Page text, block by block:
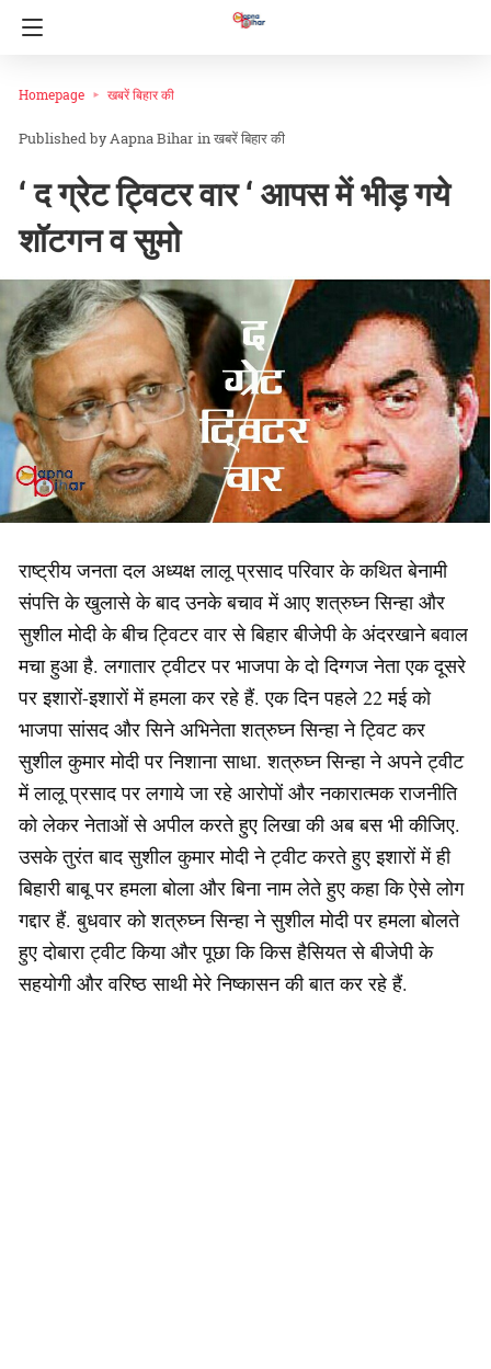
Homepage खबरें बिहार की
Aapna Bihar inखबरें बिहार की
‘ द ग्रेट ट्विटर वार ‘ आपस में भीड़ गये
शॉटगन व सुमो
​राष्ट्रीय जनता दल अध्यक्ष लालू प्रसाद परिवार के कथित बेनामी
संपत्ति के खुलासे के बाद उनके बचाव में आए शत्रुघ्न सिन्हा और
सुशील मोदी के बीच ट्विटर वार से बिहार बीजेपी के अंदरखाने बवाल
मचा हुआ है. लगातार ट्वीटर पर भाजपा के दो दिग्गज नेता एक दूसरे
पर इशारों-इशारों में हमला कर रहे हैं. एक दिन पहले 22 मई को
भाजपा सांसद और सिने अभिनेता शत्रुघ्न सिन्हा ने ट्विट कर
सुशील कुमार मोदी पर निशाना साधा. शत्रुघ्न सिन्हा ने अपने ट्वीट
में लालू प्रसाद पर लगाये जा रहे आरोपों और नकारात्मक राजनीति
को लेकर नेताओं से अपील करते हुए लिखा की अब बस भी कीजिए.
उसके तुरंत बाद सुशील कुमार मोदी ने ट्वीट करते हुए इशारों में ही
बिहारी बाबू पर हमला बोला और बिना नाम लेते हुए कहा कि ऐसे लोग
गद्दार हैं. बुधवार को शत्रुघ्न सिन्हा ने सुशील मोदी पर हमला बोलते
हुए दोबारा ट्वीट किया और पूछा कि किस हैसियत से बीजेपी के
सहयोगी और वरिष्ठ साथी मेरे निष्कासन की बात कर रहे हैं.